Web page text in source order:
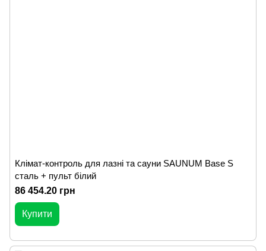
Клімат-контроль для лазні та сауни SAUNUM Base S
сталь + пульт білий
86 454.20 грн
Купити